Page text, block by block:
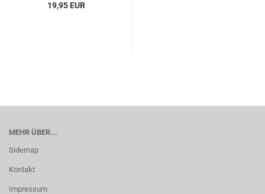
19,95 EUR
MEHR ÜBER...
Sidemap
Kontakt
Impressum